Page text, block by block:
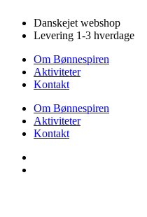
indhold
Danskejet webshop
Levering 1-3 hverdage
Om Bønnespiren
Aktiviteter
Kontakt
Om Bønnespiren
Aktiviteter
Kontakt